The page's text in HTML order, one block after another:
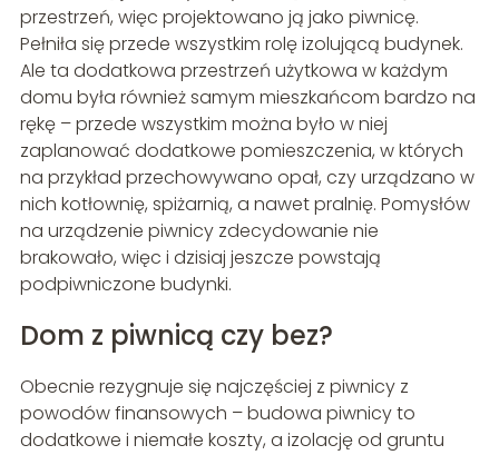
przestrzeń, więc projektowano ją jako piwnicę.
Pełniła się przede wszystkim rolę izolującą budynek.
Ale ta dodatkowa przestrzeń użytkowa w każdym
domu była również samym mieszkańcom bardzo na
rękę – przede wszystkim można było w niej
zaplanować dodatkowe pomieszczenia, w których
na przykład przechowywano opał, czy urządzano w
nich kotłownię, spiżarnią, a nawet pralnię. Pomysłów
na urządzenie piwnicy zdecydowanie nie
brakowało, więc i dzisiaj jeszcze powstają
podpiwniczone budynki.
Dom z piwnicą czy bez?
Obecnie rezygnuje się najczęściej z piwnicy z
powodów finansowych – budowa piwnicy to
dodatkowe i niemałe koszty, a izolację od gruntu